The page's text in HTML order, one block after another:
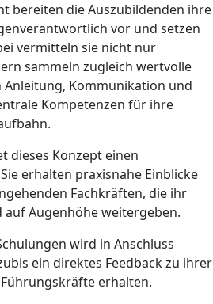
bereiten die Auszubildenden ihre
vor und setzen
vermitteln sie nicht nur
sammeln zugleich wertvolle
Kommunikation und
Kompetenzen für ihre
dieses Konzept einen
erhalten praxisnahe Einblicke
Fachkräften, die ihr
auf Augenhöhe weitergeben.
wird in Anschluss
ein direktes Feedback zu ihrer
erhalten.